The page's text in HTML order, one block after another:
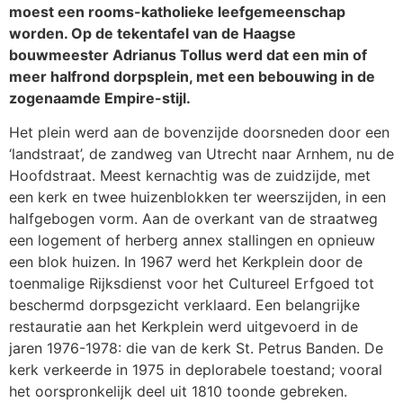
moest een rooms-katholieke leefgemeenschap
worden. Op de tekentafel van de Haagse
bouwmeester Adrianus Tollus werd dat een min of
meer halfrond dorpsplein, met een bebouwing in de
zogenaamde Empire-stijl.
Het plein werd aan de bovenzijde doorsneden door een
‘landstraat’, de zandweg van Utrecht naar Arnhem, nu de
Hoofdstraat. Meest kernachtig was de zuidzijde, met
een kerk en twee huizenblokken ter weerszijden, in een
halfgebogen vorm. Aan de overkant van de straatweg
een logement of herberg annex stallingen en opnieuw
een blok huizen. In 1967 werd het Kerkplein door de
toenmalige Rijksdienst voor het Cultureel Erfgoed tot
beschermd dorpsgezicht verklaard. Een belangrijke
restauratie aan het Kerkplein werd uitgevoerd in de
jaren 1976-1978: die van de kerk St. Petrus Banden. De
kerk verkeerde in 1975 in deplorabele toestand; vooral
het oorspronkelijk deel uit 1810 toonde gebreken.